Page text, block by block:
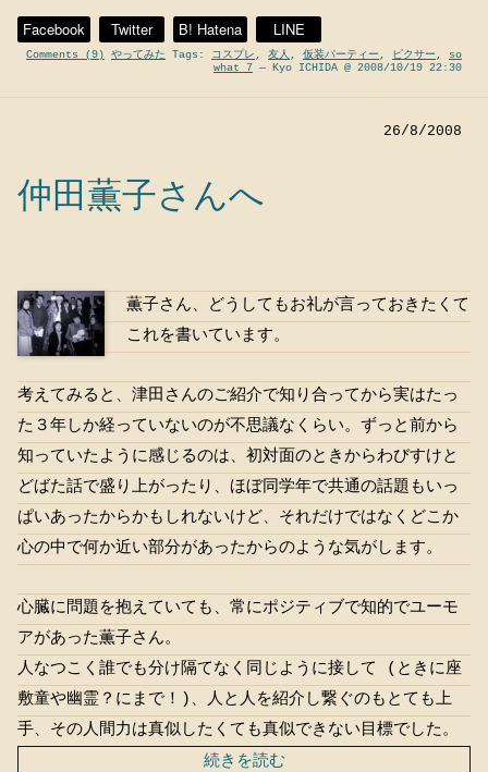
Facebook Twitter B! Hatena LINE
Comments (9) やってみた Tags: コスプレ , 友人 , 仮装パーティー , ピクサー , so
what 7 — Kyo ICHIDA @ 2008/10/19 22:30
26/8/2008
仲田薫子さんへ
薫子さん、どうしてもお礼が言っておきたくて
これを書いています。
考えてみると、津田さんのご紹介で知り合ってから実はたっ
た３年しか経っていないのが不思議なくらい。ずっと前から
知っていたように感じるのは、初対面のときからわびすけと
どばた話で盛り上がったり、ほぼ同学年で共通の話題もいっ
ぱいあったからかもしれないけど、それだけではなくどこか
心の中で何か近い部分があったからのような気がします。
心臓に問題を抱えていても、常にポジティブで知的でユーモ
アがあった薫子さん。
人なつこく誰でも分け隔てなく同じように接して (ときに座
敷童や幽霊？にまで！)、人と人を紹介し繋ぐのもとても上
手、その人間力は真似したくても真似できない目標でした。
続きを読む